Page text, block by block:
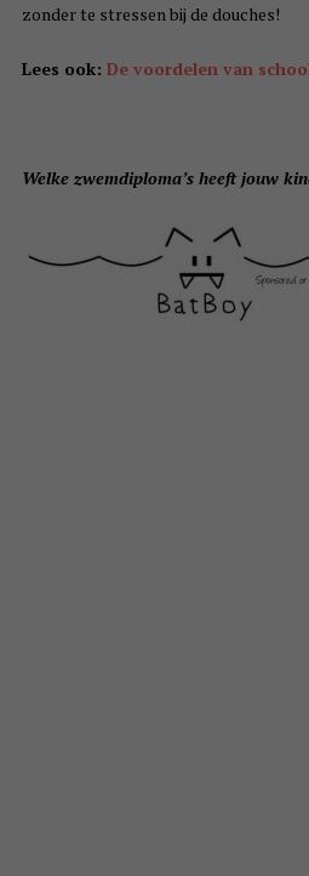
zonder te stressen bij de douches!
Lees ook: De voordelen van
Welke zwemdiploma’s heeft jouw